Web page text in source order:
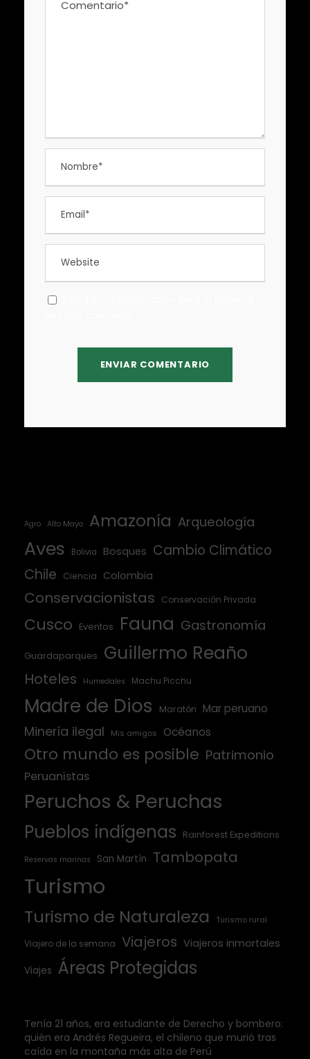
Agro Alto Mayo Amazonía Arqueología
Aves Bolivia Bosques Cambio Climático
Chile
Ciencia Colombia
Conservacionistas Conservación Privada
Cusco Eventos Fauna Gastronomía
Guardaparques Guillermo Reaño
Hoteles Humedales Machu Picchu
Madre de Dios Maratón Mar peruano
Minería ilegal Mis amigos Océanos
Otro mundo es posible Patrimonio
Peruanistas
Peruchos & Peruchas
Pueblos indígenas Rainforest Expeditions
Reservas marinas San Martín Tambopata
Turismo
Turismo de Naturaleza Turismo rural
Viajero de la semana Viajeros Viajeros inmortales
Viajes Áreas Protegidas
Tenía 21 años, era estudiante de Derecho y bombero:
quién era Andrés Regueira, el chileno que murió tras
caída en la montaña más alta de Perú